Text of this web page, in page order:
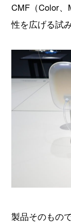
CMF（Color
性を広げる試
製品そのもの